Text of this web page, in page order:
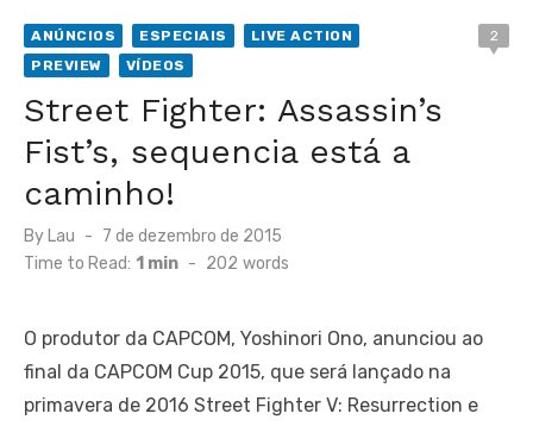
ANÚNCIOS ESPECIAIS
LIVE ACTION
PREVIEW
VÍDEOS
2
Street Fighter: Assassin’s
Fist’s, sequencia está a
caminho!
By Lau
Posted
on
7 de dezembro de 2015
Time to Read: 1 min - 202 words
O produtor da CAPCOM, Yoshinori Ono, anunciou ao
final da CAPCOM Cup 2015, que será lançado na
primavera de 2016 Street Fighter V: Resurrection e